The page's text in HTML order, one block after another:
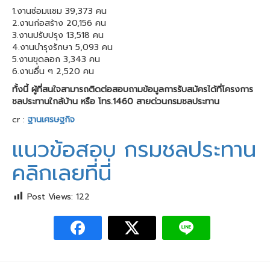
1.งานซ่อมแซม 39,373 คน
2.งานก่อสร้าง 20,156 คน
3.งานปรับปรุง 13,518 คน
4.งานบำรุงรักษา 5,093 คน
5.งานขุดลอก 3,343 คน
6.งานอื่น ๆ 2,520 คน
ทั้งนี้ ผู้ที่สนใจสามารถติดต่อสอบถามข้อมูลการรับสมัครได้ที่โครงการ
ชลประทานใกล้บ้าน หรือ โทร.1460 สายด่วนกรมชลประทาน
cr : ฐานเศรษฐกิจ
แนวข้อสอบ กรมชลประทาน
คลิกเลยที่นี่
Post Views: 122